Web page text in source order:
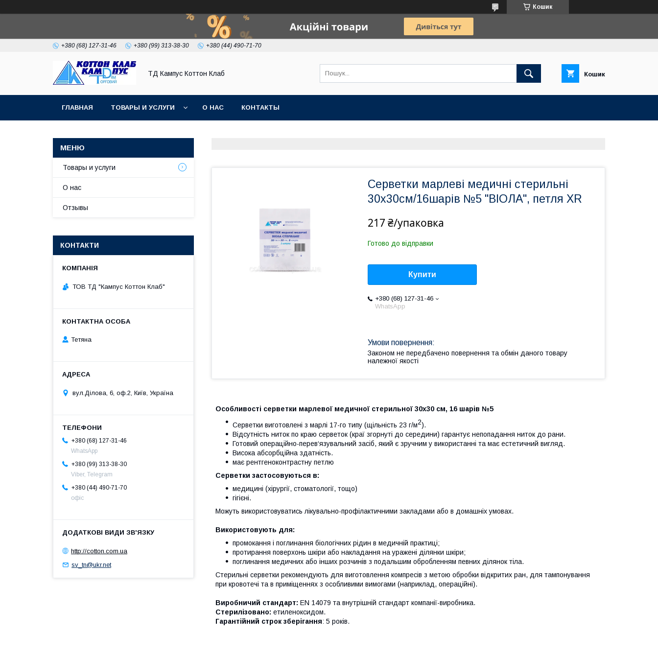
Кошик
+380 (68) 127-31-46 +380 (99) 313-38-30 +380 (44) 490-71-70
ТД Кампус Коттон Клаб Кошик
ГЛАВНАЯ ТОВАРЫ И УСЛУГИ О НАС КОНТАКТЫ
Серветки марлеві медичні стерильні
30х30см/16шарів №5 "ВІОЛА", петля XR
217 ₴/упаковка
Готово до відправки
Купити
+380 (68) 127-31-46
WhatsApp
Законом не передбачено повернення та обмін даного товару
належної якості
Особливості серветки марлевої медичної стерильної 30х30 см, 16 шарів №5
Серветки виготовлені з марлі 17-го типу (щільність 23 г/м2).
Відсутність ниток по краю серветок (краї згорнуті до середини) гарантує непопадання ниток до рани.
Готовий операційно-перев‘язувальний засіб, який є зручним у використанні та має естетичний вигляд.
Висока абсорбційна здатність.
має рентгеноконтрастну петлю
Серветки застосовуються в:
медицині (хірургії, стоматології, тощо)
гігієні.
Можуть використовуватись лікувально-профілактичними закладами або в домашніх умовах.
Використовують для:
промокання і поглинання біологічних рідин в медичній практиці;
протирання поверхонь шкіри або накладання на уражені ділянки шкіри;
поглинання медичних або інших розчинів з подальшим обробленням певних ділянок тіла.
Стерильні серветки рекомендують для виготовлення компресів з метою обробки відкритих ран, для тампонування
при кровотечі та в приміщеннях з особливими вимогами (наприклад, операційні).
Виробничий стандарт: EN 14079 та внутрішній стандарт компанії-виробника.
Стерилізовано: етиленоксидом.
Гарантійний строк зберігання: 5 років.
Товары и услуги
О нас
Отзывы
КОНТАКТИ
ТОВ ТД "Кампус Коттон Клаб"
Тетяна
вул.Ділова, 6, оф.2, Київ, Україна
+380 (68) 127-31-46
WhatsApp
+380 (99) 313-38-30
Viber, Telegram
+380 (44) 490-71-70
офіс
http://cotton.com.ua
sv_tn@ukr.net